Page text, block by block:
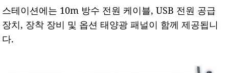
스테이션에는 10m 방수 전원 케이블, USB 전원 공급
장치, 장착 장비 및 옵션 태양광 패널이 함께 제공됩니
다.